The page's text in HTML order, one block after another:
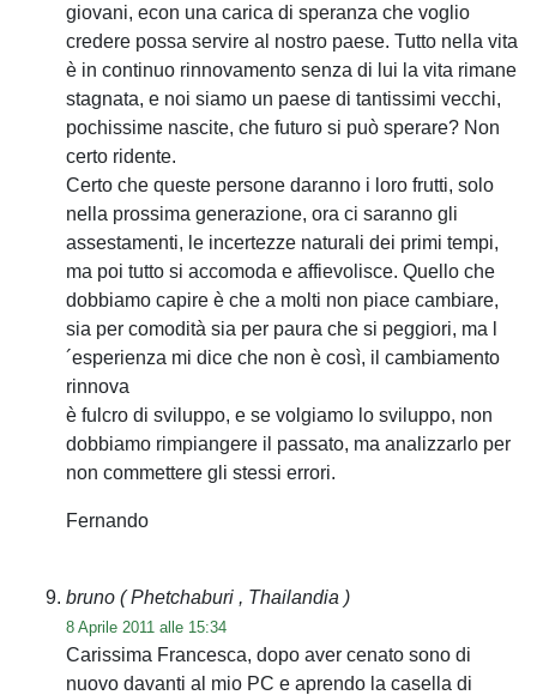
giovani, econ una carica di speranza che voglio
credere possa servire al nostro paese. Tutto nella vita
è in continuo rinnovamento senza di lui la vita rimane
stagnata, e noi siamo un paese di tantissimi vecchi,
pochissime nascite, che futuro si può sperare? Non
certo ridente.
Certo che queste persone daranno i loro frutti, solo
nella prossima generazione, ora ci saranno gli
assestamenti, le incertezze naturali dei primi tempi,
ma poi tutto si accomoda e affievolisce. Quello che
dobbiamo capire è che a molti non piace cambiare,
sia per comodità sia per paura che si peggiori, ma l
´esperienza mi dice che non è così, il cambiamento
rinnova
è fulcro di sviluppo, e se volgiamo lo sviluppo, non
dobbiamo rimpiangere il passato, ma analizzarlo per
non commettere gli stessi errori.
Fernando
bruno ( Phetchaburi , Thailandia )
8 Aprile 2011 alle 15:34
Carissima Francesca, dopo aver cenato sono di
nuovo davanti al mio PC e aprendo la casella di